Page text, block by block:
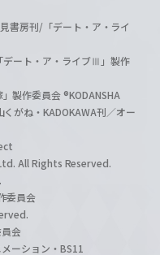
書房刊/「デート・ア・ライ
デート・ア・ライブⅢ」製作
製作委員会 ®KODANSHA
がね・KADOKAWA刊／オー
All Rights Reserved.
委員会
会
ーション・BS11